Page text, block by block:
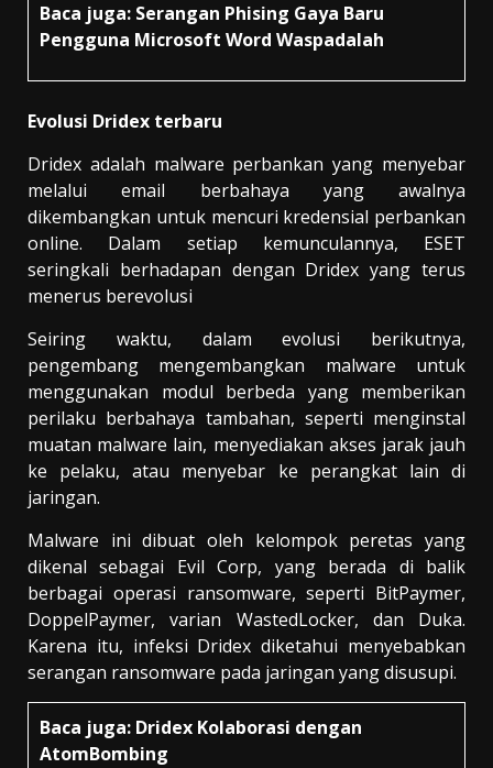
Baca juga: Serangan Phising Gaya Baru
Pengguna Microsoft Word Waspadalah
Evolusi Dridex terbaru
Dridex adalah malware perbankan yang menyebar
melalui email berbahaya yang awalnya
dikembangkan untuk mencuri kredensial perbankan
online. Dalam setiap kemunculannya, ESET
seringkali berhadapan dengan Dridex yang terus
menerus berevolusi
Seiring waktu, dalam evolusi berikutnya,
pengembang mengembangkan malware untuk
menggunakan modul berbeda yang memberikan
perilaku berbahaya tambahan, seperti menginstal
muatan malware lain, menyediakan akses jarak jauh
ke pelaku, atau menyebar ke perangkat lain di
jaringan.
Malware ini dibuat oleh kelompok peretas yang
dikenal sebagai Evil Corp, yang berada di balik
berbagai operasi ransomware, seperti BitPaymer,
DoppelPaymer, varian WastedLocker, dan Duka.
Karena itu, infeksi Dridex diketahui menyebabkan
serangan ransomware pada jaringan yang disusupi.
Baca juga: Dridex Kolaborasi dengan
AtomBombing